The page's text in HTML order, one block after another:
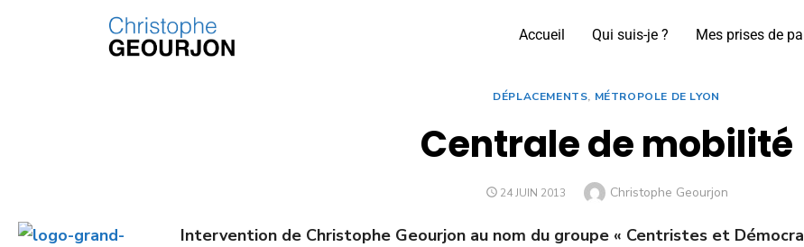
Accueil Qui suis-je ? Mes prises de
DÉPLACEMENTS, MÉTROPOLE DE LYON
Centrale de mobilité
24 JUIN 2013 Christophe Geourjon
Intervention de Christophe Geourjon au nom du groupe « Centristes et